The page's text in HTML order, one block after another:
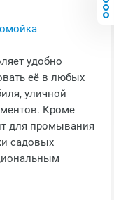
удобно
её в любых
уличной
Кроме
для промывания
садовых